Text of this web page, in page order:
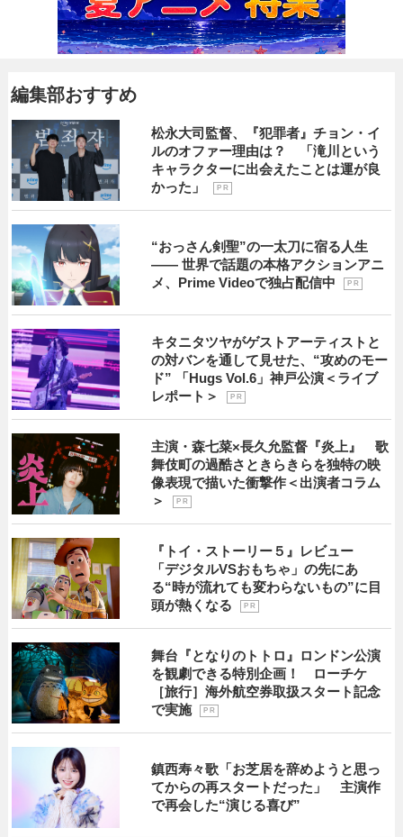
編集部おすすめ
松永大司監督、『犯罪者』チョン・イ
ルのオファー理由は？ 「滝川という
キャラクターに出会えたことは運が良
かった」
P R
“おっさん剣聖”の一太刀に宿る人生
―― 世界で話題の本格アクションアニ
メ、Prime Videoで独占配信中
P R
キタニタツヤがゲストアーティストと
の対バンを通して見せた、“攻めのモー
ド” 「Hugs Vol.6」神戸公演＜ライブ
レポート＞
P R
主演・森七菜×長久允監督『炎上』 歌
舞伎町の過酷さときらきらを独特の映
像表現で描いた衝撃作＜出演者コラム
＞
P R
『トイ・ストーリー５』レビュー
「デジタルVSおもちゃ」の先にあ
る“時が流れても変わらないもの”に目
頭が熱くなる
P R
舞台『となりのトトロ』ロンドン公演
を観劇できる特別企画！ ローチケ
［旅行］海外航空券取扱スタート記念
で実施
P R
鎮西寿々歌「お芝居を辞めようと思っ
てからの再スタートだった」 主演作
で再会した“演じる喜び”